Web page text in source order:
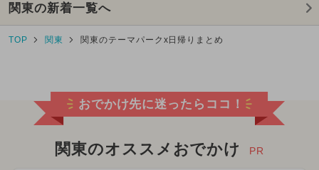
関東の新着一覧へ
TOP 関東 関東のテーマパークx日帰りまとめ
おでかけ先に迷ったらココ！
関東のオススメおでかけ PR